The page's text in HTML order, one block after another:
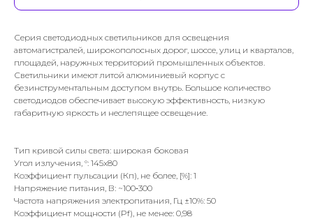
Серия светодиодных светильников для освещения
автомагистралей, широкополосных дорог, шоссе, улиц и кварталов,
площадей, наружных территорий промышленных объектов.
Светильники имеют литой алюминиевый корпус с
безинструментальным доступом внутрь. Большое количество
светодиодов обеспечивает высокую эффективность, низкую
габаритную яркость и неслепящее освещение.
Тип кривой силы света: широкая боковая
Угол излучения, °: 145x80
Коэффициент пульсации (Кп), не более, [%]: 1
Напряжение питания, В: ~100‐300
Частота напряжения электропитания, Гц ±10%: 50
Коэффициент мощности (Pf), не менее: 0,98